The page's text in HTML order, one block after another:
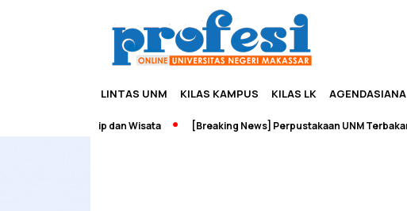
LINTAS UNM KILAS KAMPUS KILAS LK AGENDASIANA
Edupreneurship dan Wisata [Breaking News] Perpustakaan UNM Terbakar